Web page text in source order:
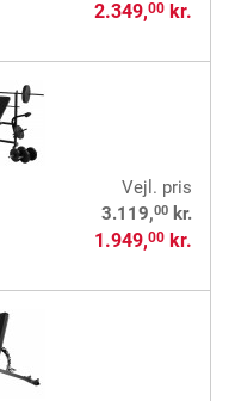
2.349,00kr.
Vejl. pris
3.119,00kr.
1.949,00kr.